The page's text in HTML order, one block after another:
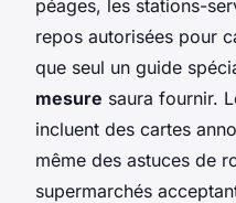
péages, les stations-
repos autorisées pour
que seul un guide
mesure saura fournir.
incluent des cartes
même des astuces de
supermarchés